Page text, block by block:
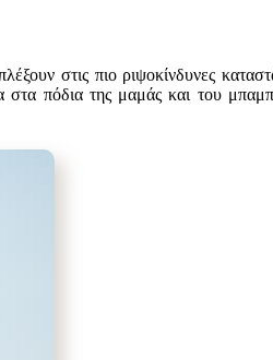
στις πιο ριψοκίνδυνες
στα πόδια της μαμάς και του